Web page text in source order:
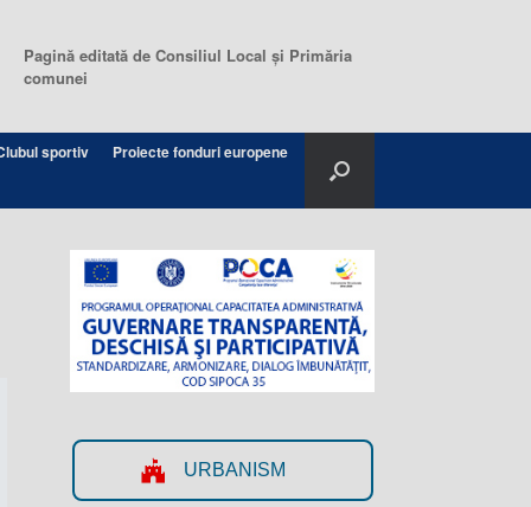
Pagină editată de Consiliul Local şi Primăria
comunei
sportiv Proiecte fonduri europene
URBANISM